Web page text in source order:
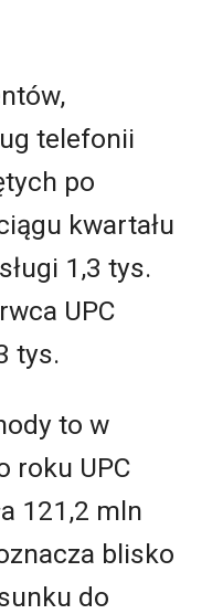
telefonii
po
kwartału
1,3 tys.
UPC
tys.
to w
roku UPC
121,2 mln
blisko
do